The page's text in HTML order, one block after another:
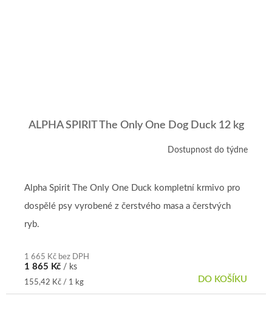
ALPHA SPIRIT The Only One Dog Duck 12 kg
Dostupnost do týdne
1 665 Kč bez DPH
1 865 Kč / ks
Měrná
cena:
155,42 Kč / 1 kg DO KOŠÍKU
Alpha Spirit The Only One Duck kompletní krmivo pro
dospělé psy vyrobené z čerstvého masa a čerstvých
ryb.